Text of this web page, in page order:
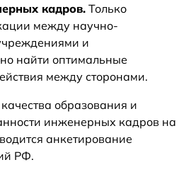
кадров. Только
между научно-
и
найти оптимальные
между сторонами.
образования и
инженерных кадров на
анкетирование
РФ.